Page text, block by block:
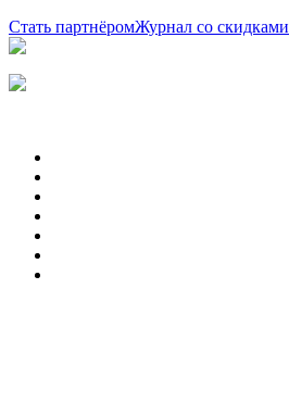
Стать партнёромЖурнал со скидками